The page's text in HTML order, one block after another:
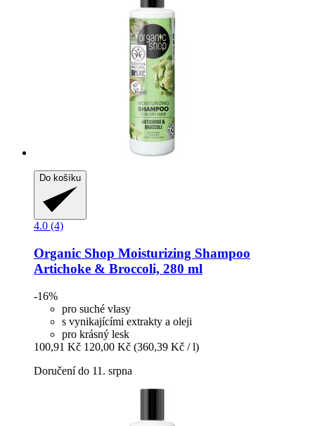
Do košíku
4.0 (4)
Organic Shop Moisturizing Shampoo
Artichoke & Broccoli, 280 ml
-16%
pro suché vlasy
s vynikajícími extrakty a oleji
pro krásný lesk
100,91 Kč 120,00 Kč (360,39 Kč / l)
Doručení do 11. srpna